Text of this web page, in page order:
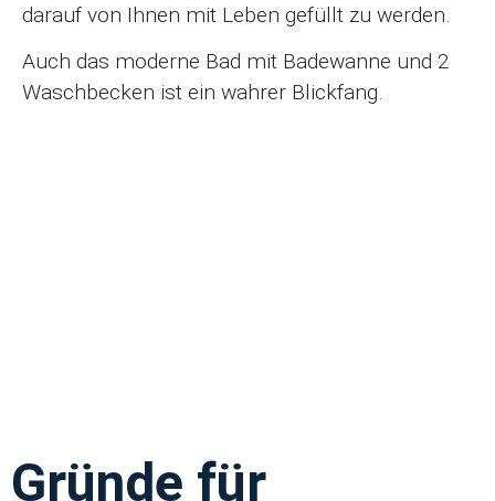
darauf von Ihnen mit Leben gefüllt zu werden.
Auch das moderne Bad mit Badewanne und 2
Waschbecken ist ein wahrer Blickfang.
Gründe für